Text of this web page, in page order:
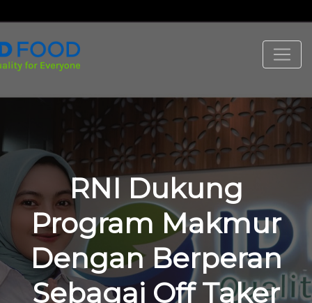
RNI Dukung
Program Makmur
Dengan Berperan
Sebagai Off Taker